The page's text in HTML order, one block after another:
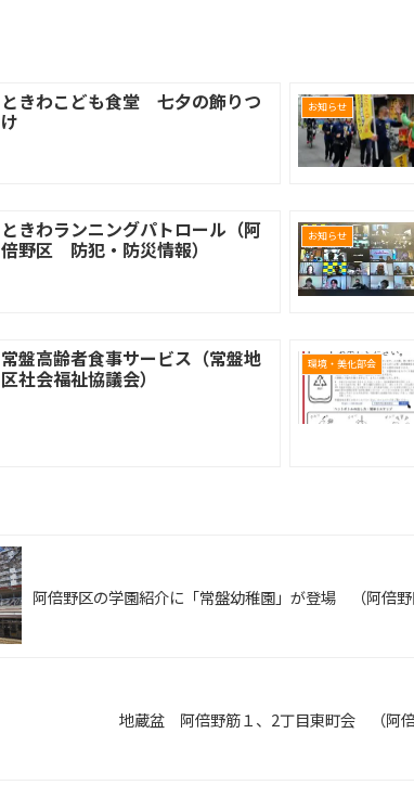
ときわこども食堂 七夕の飾りつ
け
お知らせ
ときわランニングパトロール（阿
倍野区 防犯・防災情報）
お知らせ
常盤高齢者食事サービス（常盤地
区社会福祉協議会）
環境・美化部会
阿倍野区の学園紹介に「常盤幼稚園」が登場 （阿倍
地蔵盆 阿倍野筋１、2丁目東町会 （阿